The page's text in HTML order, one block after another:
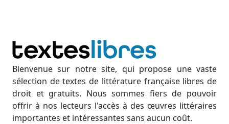
Bienvenue sur notre site, qui propose une vaste
sélection de textes de littérature française libres de
droit et gratuits. Nous sommes fiers de pouvoir
offrir à nos lecteurs l'accès à des œuvres littéraires
importantes et intéressantes sans aucun coût.